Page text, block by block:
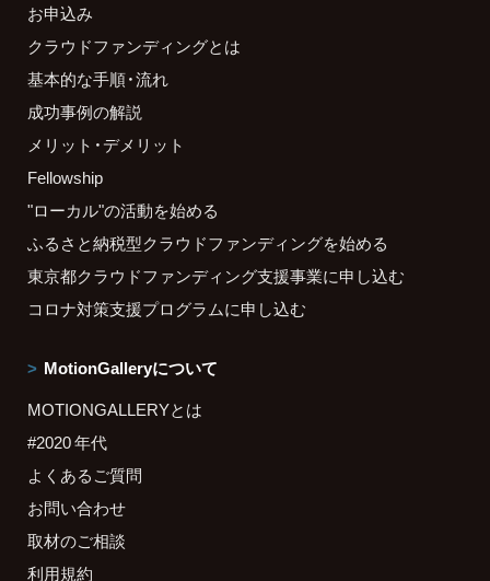
お申込み
クラウドファンディングとは
基本的な手順・流れ
成功事例の解説
メリット・デメリット
Fellowship
"ローカル"の活動を始める
ふるさと納税型クラウドファンディングを始める
東京都クラウドファンディング支援事業に申し込む
コロナ対策支援プログラムに申し込む
MotionGalleryについて
MOTIONGALLERYとは
#2020 年代
よくあるご質問
お問い合わせ
取材のご相談
利用規約